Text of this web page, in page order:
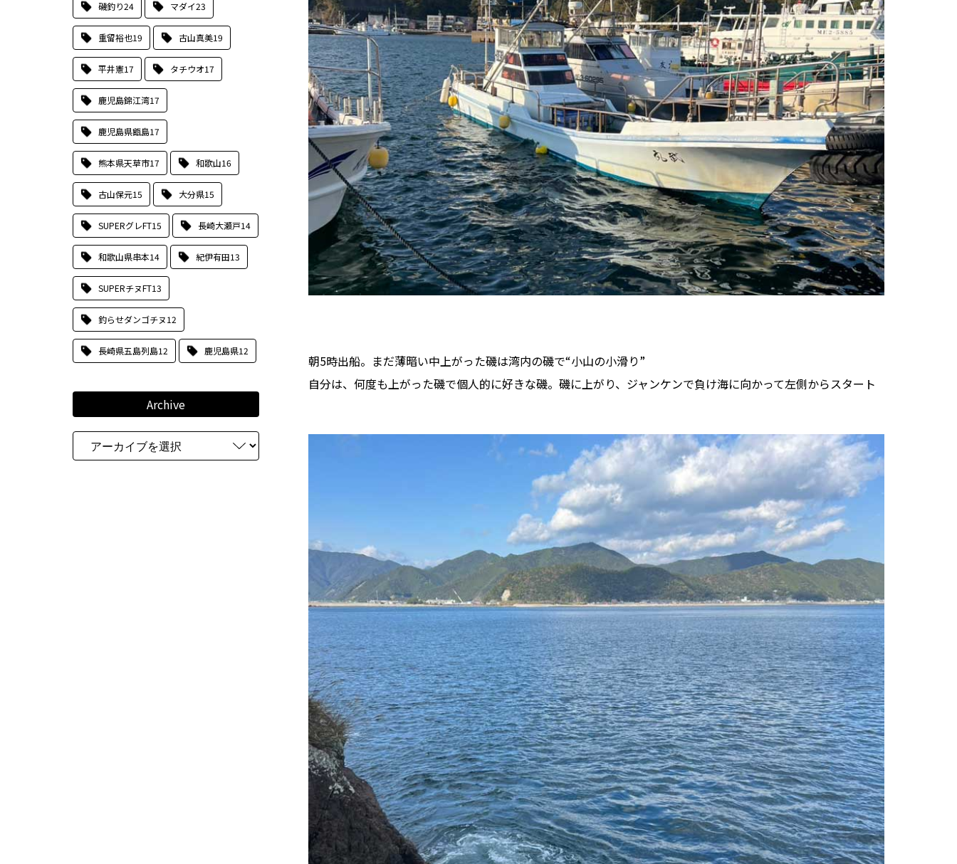
磯釣り24 マダイ23
重留裕也19 古山真美19
平井憲17 タチウオ17
鹿児島錦江湾17
鹿児島県甑島17
熊本県天草市17 和歌山16
古山保元15 大分県15
SUPERグレFT15 長崎大瀬戸14
和歌山県串本14 紀伊有田13
SUPERチヌFT13
釣らせダンゴチヌ12
長崎県五島列島12 鹿児島県12
Archive
朝5時出船。まだ薄暗い中上がった磯は湾内の磯で“小山の小滑り”
自分は、何度も上がった磯で個人的に好きな磯。磯に上がり、ジャンケンで負け海に向かって左側からスタート